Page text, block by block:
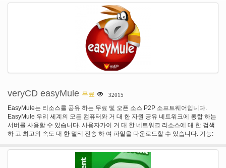
로드 로직 가속기 그 특징 지능형 동적 파일 세분화 및 안전 다중 다운로드 기술
은 귀하의 다운로드를 가속 화 하기 위해. 인터넷 다운로드 관리자 프록시 서버,
ftp 및 http 프로토콜, 방화벽, 리디렉션, 쿠키, 권한 부여, MP3 오디오 및 MPEG
영상 콘텐츠 처리를 지원합니다. IDM 완벽 하 게 마이크로 소프트 인터넷 익스플
로러, 넷스케이프, MSN 익스플로러, AOL, 오페라, 모질라, 모질라 파이어 폭스,
모질라 파이어 버드, Avant 브라우저, MyIE2, 그리고 모든 다른 대중적인 브라우
저 자동으로 다운로드를 처리 하에 통합.
veryCD easyMule 무료 32015
EasyMule는 리소스를 공유 하는 무료 및 오픈 소스 P2P 소프트웨어입니다.
EasyMule 우리 세계의 모든 컴퓨터와 거 대 한 자원 공유 네트워크에 통합 하는
서버를 사용할 수 있습니다. 사용자가이 거 대 한 네트워크 리소스에 대 한 검색
하 고 최고의 속도 대 한 멀티 전송 하 여 파일을 다운로드할 수 있습니다. 기능:
드 속도 사이의 전송 합니다. 디스크 버퍼링 당신의 하드 드라이브를 보호 합니
다. Muti 프로토콜 기능 내장입니다.